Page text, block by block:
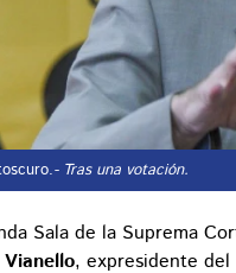
- Tras una votación.
Sala de la Suprema
, expresidente